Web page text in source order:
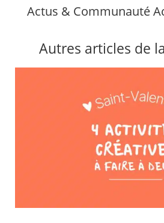
Actus & Communauté
Autres articles de